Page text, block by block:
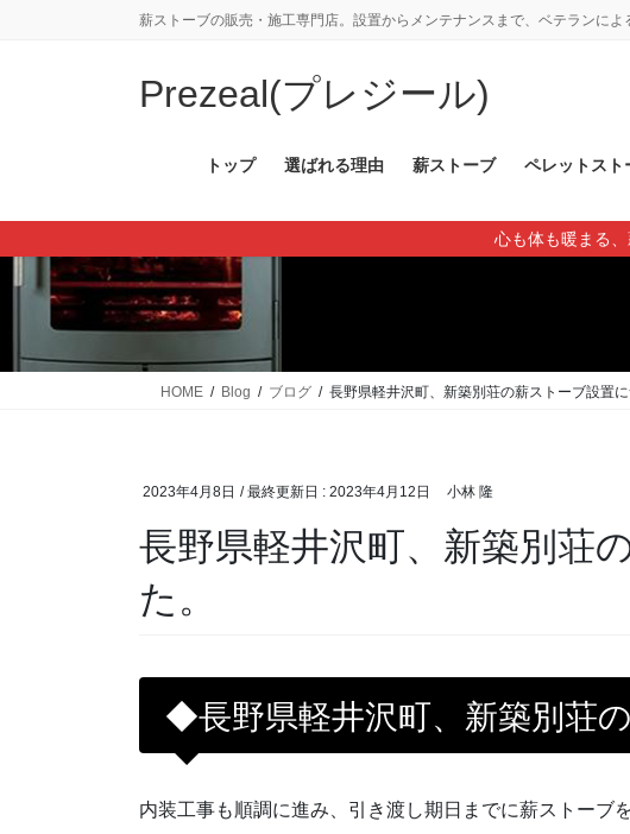
薪ストーブの販売・施工専門店。設置からメンテナンスまで、ベテランに
Prezeal(プレジール)
トップ 選ばれる理由 薪ストーブ ペレットスト
心も体も暖まる
HOME Blog ブログ 長野県軽井沢町、新築別荘の薪ストーブ設置
2023年4月8日 / 最終更新日 : 2023年4月12日 小林 隆
長野県軽井沢町、新築別荘
た。
◆長野県軽井沢町、新築別荘
内装工事も順調に進み、引き渡し期日までに薪ストーブ